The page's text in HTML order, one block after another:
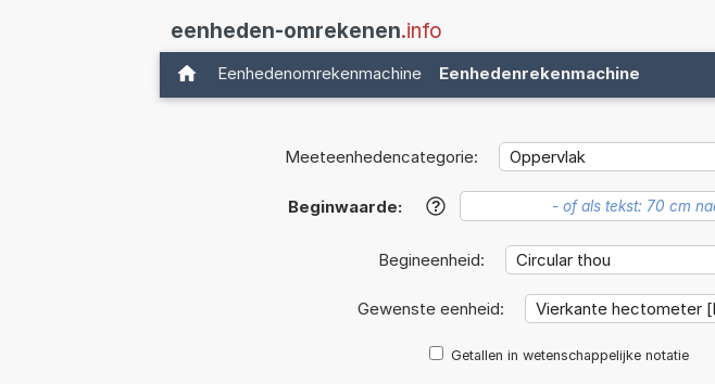
eenheden-omrekenen.info
Eenhedenomrekenmachine Eenhedenrekenmachine
Meeteenhedencategorie:
Beginwaarde: ?
Begineenheid:
Gewenste eenheid:
Getallen in wetenschappelijke notatie